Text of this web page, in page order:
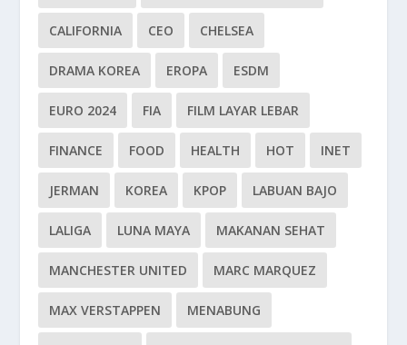
CALIFORNIA CEO CHELSEA
DRAMA KOREA EROPA ESDM
EURO 2024 FIA FILM LAYAR LEBAR
FINANCE FOOD HEALTH HOT INET
JERMAN KOREA KPOP LABUAN BAJO
LALIGA LUNA MAYA MAKANAN SEHAT
MANCHESTER UNITED MARC MARQUEZ
MAX VERSTAPPEN MENABUNG